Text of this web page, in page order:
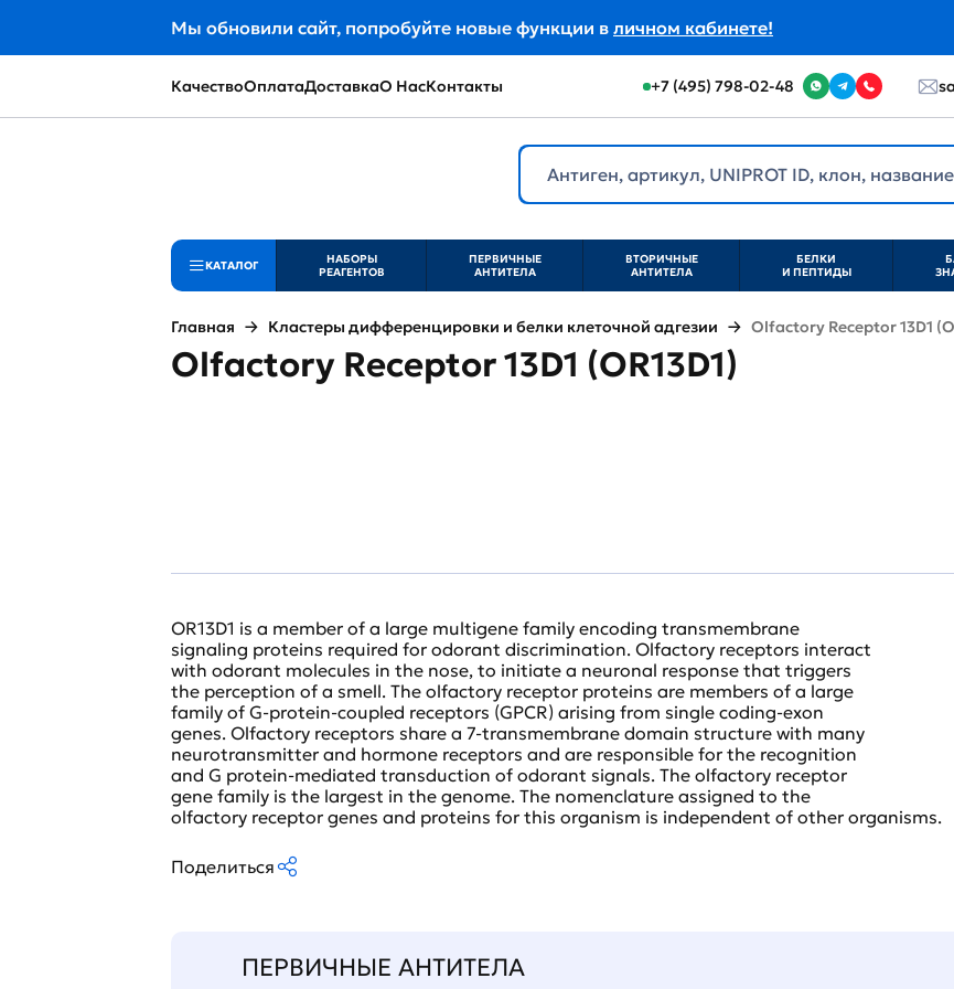
Мы обновили сайт, попробуйте новые функции в личном кабинете!
КачествоОплатаДоставкаО НасКонтакты +7 (495) 798-02-48
КАТАЛОГ
НАБОРЫ
РЕАГЕНТОВ
ПЕРВИЧНЫЕ
АНТИТЕЛА
ВТОРИЧНЫЕ
АНТИТЕЛА
БЕЛКИ
И ПЕПТИДЫ
Главная Кластеры дифференцировки и белки клеточной адгезии Olfactory Receptor 13D1
Olfactory Receptor 13D1 (OR13D1)
OR13D1 is a member of a large multigene family encoding transmembrane
signaling proteins required for odorant discrimination. Olfactory receptors interact
with odorant molecules in the nose, to initiate a neuronal response that triggers
the perception of a smell. The olfactory receptor proteins are members of a large
family of G-protein-coupled receptors (GPCR) arising from single coding-exon
genes. Olfactory receptors share a 7-transmembrane domain structure with many
neurotransmitter and hormone receptors and are responsible for the recognition
and G protein-mediated transduction of odorant signals. The olfactory receptor
gene family is the largest in the genome. The nomenclature assigned to the
olfactory receptor genes and proteins for this organism is independent of other organisms.
Поделиться
ПЕРВИЧНЫЕ АНТИТЕЛА